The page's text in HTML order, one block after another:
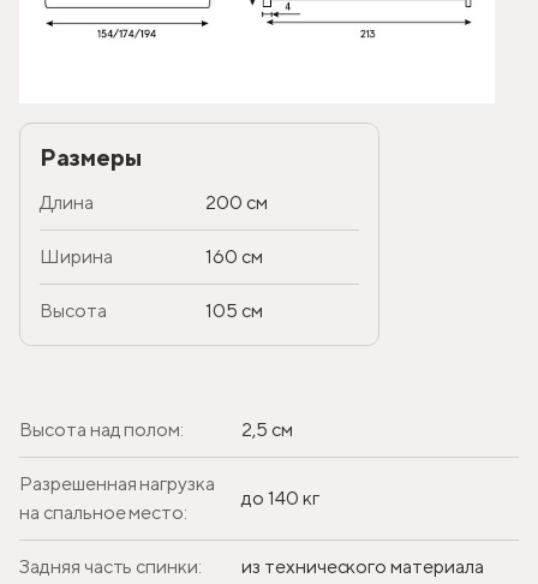
Размеры
Длина 200 см
Ширина 160 см
Высота 105 см
Высота над полом: 2,5 см
Разрешенная нагрузка
на спальное место:
до 140 кг
Задняя часть спинки: из технического материала